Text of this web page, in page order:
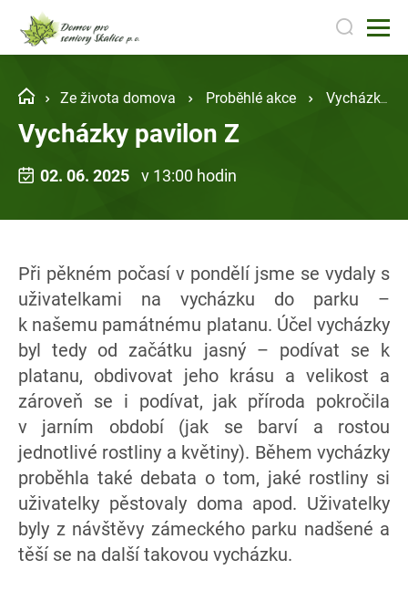
Ze života domova Proběhlé akce Vycházky pavilon Z
Vycházky pavilon Z
02. 06. 2025 v 13:00 hodin
Při pěkném počasí v pondělí jsme se vydaly s
uživatelkami na vycházku do parku –
k našemu památnému platanu. Účel vycházky
byl tedy od začátku jasný – podívat se k
platanu, obdivovat jeho krásu a velikost a
zároveň se i podívat, jak příroda pokročila
v jarním období (jak se barví a rostou
jednotlivé rostliny a květiny). Během vycházky
proběhla také debata o tom, jaké rostliny si
uživatelky pěstovaly doma apod. Uživatelky
byly z návštěvy zámeckého parku nadšené a
těší se na další takovou vycházku.